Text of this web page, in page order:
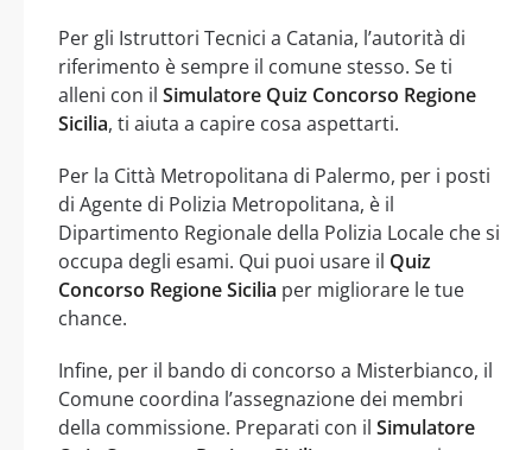
Per gli Istruttori Tecnici a Catania, l’autorità di
riferimento è sempre il comune stesso. Se ti
alleni con il Simulatore Quiz Concorso Regione
Sicilia, ti aiuta a capire cosa aspettarti.
Per la Città Metropolitana di Palermo, per i posti
di Agente di Polizia Metropolitana, è il
Dipartimento Regionale della Polizia Locale che si
occupa degli esami. Qui puoi usare il Quiz
Concorso Regione Sicilia per migliorare le tue
chance.
Infine, per il bando di concorso a Misterbianco, il
Comune coordina l’assegnazione dei membri
della commissione. Preparati con il Simulatore